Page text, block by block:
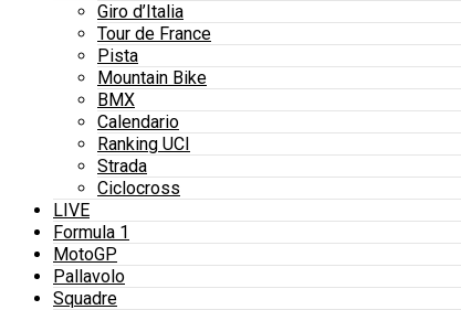
Giro d’Italia
Tour de France
Pista
Mountain Bike
BMX
Calendario
Ranking UCI
Strada
Ciclocross
LIVE
Formula 1
MotoGP
Pallavolo
Squadre